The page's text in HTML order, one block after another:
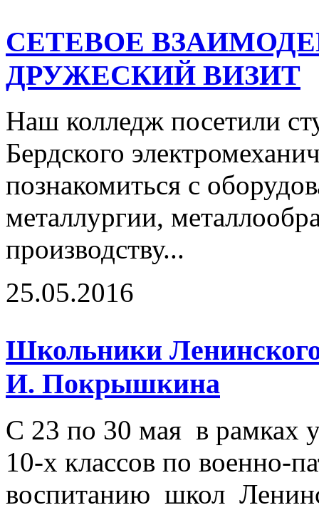
СЕТЕВОЕ
ДРУЖЕСКИЙ ВИЗИТ
Наш колледж посетили
Бердского
познакомиться с
металлургии,
производству...
25.05.2016
Школьники
И. Покрышкина
С 23 по 30 мая в рамках
10-х классов по военно-
воспитанию школ